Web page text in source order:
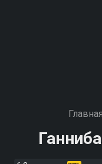
Главная